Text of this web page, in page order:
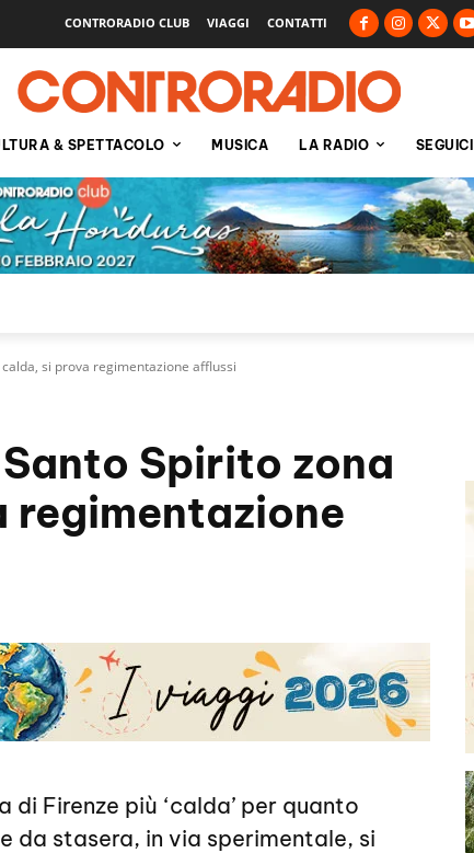
CONTRORADIO CLUB VIAGGI CONTATTI
& SPETTACOLO MUSICA LA RADIO SEGUICI
si prova regimentazione afflussi
Spirito zona
regimentazione
Firenze più ‘calda’ per quanto
da stasera, in via sperimentale, si